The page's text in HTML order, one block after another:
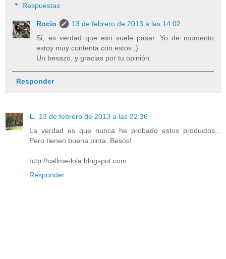
Respuestas
Rocio
13 de febrero de 2013 a las 14:02
Si, es verdad que eso suele pasar. Yo de momento
estoy muy contenta con estos ;)
Un besazo, y gracias por tu opinión.
Responder
L. 13 de febrero de 2013 a las 22:36
La verdad es que nunca he probado estos productos...
Pero tienen buena pinta. Besos!
http://callme-lola.blogspot.com
Responder